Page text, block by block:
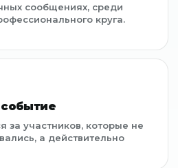
сообщениях, среди
круга.
за участников, которые не
а действительно